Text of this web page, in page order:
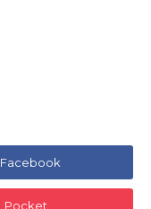
Facebook
Pocket